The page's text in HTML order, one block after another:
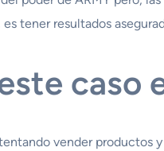
tener resultados
caso
vender productos